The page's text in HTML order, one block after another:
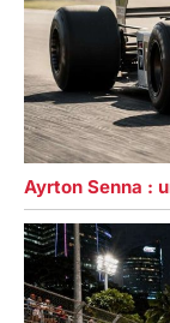
Ayrton Senna :